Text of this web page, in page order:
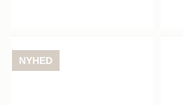
NYHED